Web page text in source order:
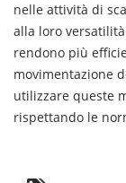
nelle attività di
alla loro
rendono più
movimentazione
utilizzare queste
rispettando le